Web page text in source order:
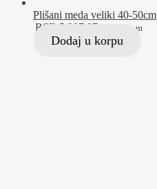
Plišani meda veliki 40-50cm
RSD 5.287,97 Sa PDV-om
Dodaj u korpu